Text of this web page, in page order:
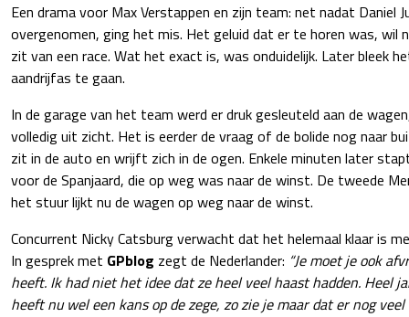
Een drama voor Max Verstappen en zijn team: net nadat Daniel
overgenomen, ging het mis. Het geluid dat er te horen was, wil
zit van een race. Wat het exact is, was onduidelijk. Later bleek
aandrijfas te gaan.
In de garage van het team werd er druk gesleuteld aan de
volledig uit zicht. Het is eerder de vraag of de bolide nog naar
zit in de auto en wrijft zich in de ogen. Enkele minuten later
voor de Spanjaard, die op weg was naar de winst. De tweede
het stuur lijkt nu de wagen op weg naar de winst.
Concurrent Nicky Catsburg verwacht dat het helemaal klaar is
In gesprek met GPblog zegt de Nederlander: “Je moet je ook
heeft. Ik had niet het idee dat ze heel veel haast hadden. Heel
heeft nu wel een kans op de zege, zo zie je maar dat er nog